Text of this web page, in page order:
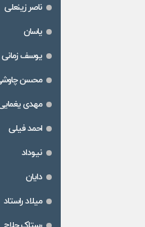
ناصر زینعلی
یاسان
یوسف زمانی
محسن
مهدی
احمد فیلی
نیوداد
دایان
میلاد راستاد